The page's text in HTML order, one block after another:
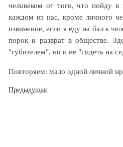
человеком от того, что пойду
каждом из нас, кроме личного
извинение, если я еду на бал к
порок и разврат в обществе.
"губителем", но и не "сидеть на
Повторяем: мало одной личной
Навигация
Предыдущая